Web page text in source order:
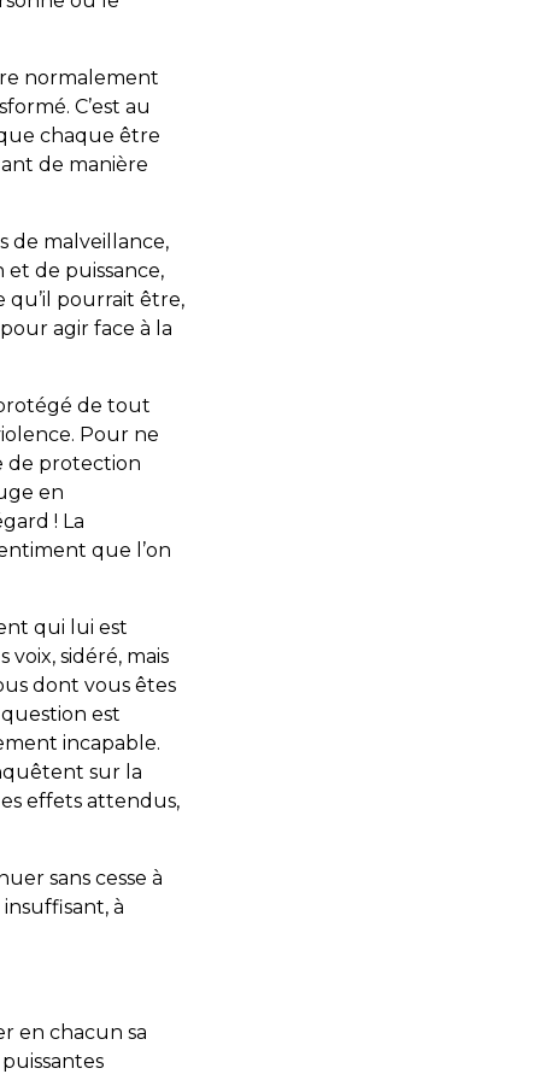
normalement
C’est au
chaque être
de manière
de malveillance,
de puissance,
qu’il pourrait être,
agir face à la
de tout
Pour ne
de protection
en
! La
que l’on
qui lui est
sidéré, mais
dont vous êtes
est
incapable.
sur la
effets attendus,
sans cesse à
à
en chacun sa